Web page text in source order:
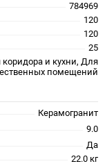
784969
120
120
25
и кухни, Для
помещений
Керамогранит
9.0
Да
22.0 кг